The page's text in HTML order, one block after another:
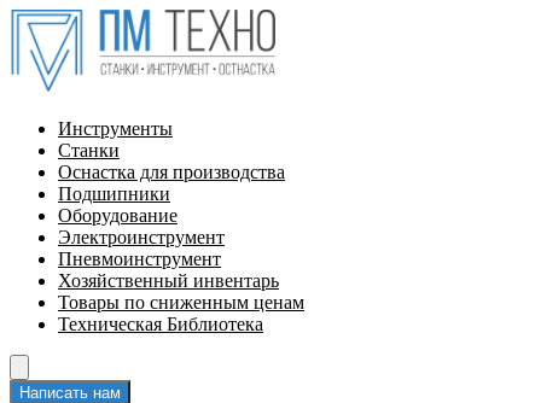
Инструменты
Станки
Оснастка для производства
Подшипники
Оборудование
Электроинструмент
Пневмоинструмент
Хозяйственный инвентарь
Товары по сниженным ценам
Техническая Библиотека
Написать нам